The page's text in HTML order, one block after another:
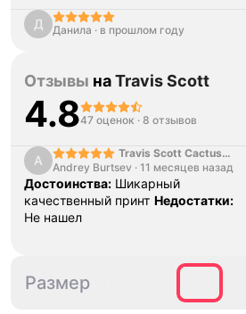
Д Данила · в прошлом году
Отзывы наTravis Scott
4.847 оценок · 8 отзывов
A
Travis Scott Cactus
Jack Black Hoodie
Andrey Burtsev · 11 месяцев назад
Достоинства: Шикарный
качественный принт Недостатки:
Не нашел
Размер